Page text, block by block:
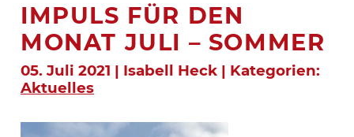
IMPULS FÜR DEN
MONAT JULI – SOMMER
05. Juli 2021 | Isabell Heck | Kategorien:
Aktuelles